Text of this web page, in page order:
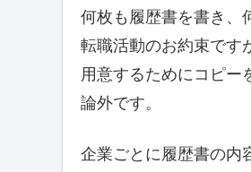
何枚も履歴書を書き、
転職活動のお約束です
用意するためにコピー
論外です。
企業ごとに履歴書の内